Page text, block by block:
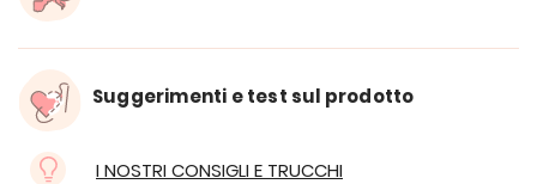
Suggerimenti e test sul prodotto
I NOSTRI CONSIGLI E TRUCCHI